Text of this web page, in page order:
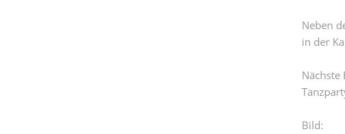
Neben
in der
Nächste
Bild: